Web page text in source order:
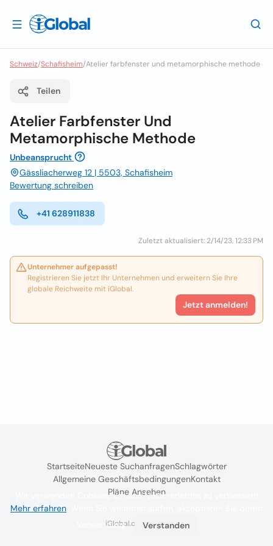
Schweiz/Schafisheim/Atelier farbfenster und metamorphische methode
Teilen
Atelier Farbfenster Und
Metamorphische Methode
Unbeansprucht
Gässliacherweg 12 | 5503, Schafisheim
Bewertung schreiben
+41 628911838
Zuletzt aktualisiert: 2/14/23, 12:33 PM
Unternehmer aufgepasst!
Registrieren Sie jetzt Ihr Unternehmen und erweitern Sie Ihre
globale Reichweite mit iGlobal.
Jetzt anmelden!
StartseiteNeueste SuchanfragenSchlagwörter
Allgemeine GeschäftsbedingungenKontakt
Pläne Ansehen
iGlobal.co @ 2024
Wir verwenden Cookies, um das Nutzererlebnis zu verbessern
Mehr erfahren
Verwendung.
Verstanden